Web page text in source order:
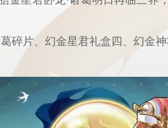
碎片、幻金星君礼盒四、幻金